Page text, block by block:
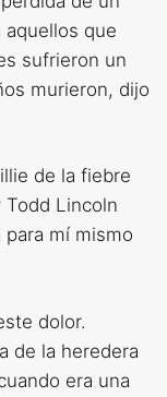
aquellos que
sufrieron un
murieron, dijo
de la fiebre
Lincoln
mí mismo
dolor.
de la heredera
era una